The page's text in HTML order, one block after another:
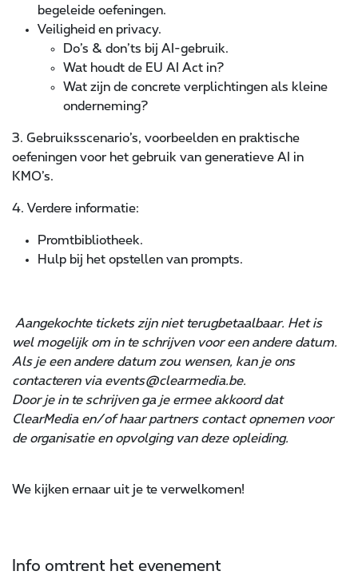
begeleide oefeningen.
Veiligheid en privacy.
Do’s & don’ts bij AI-gebruik.
Wat houdt de EU AI Act in?
Wat zijn de concrete verplichtingen als kleine
onderneming?
3. Gebruiksscenario’s, voorbeelden en praktische
oefeningen voor het gebruik van generatieve AI in
KMO’s.
4. Verdere informatie:
Promtbibliotheek.
Hulp bij het opstellen van prompts.
Aangekochte tickets zijn niet terugbetaalbaar. Het is
wel mogelijk om in te schrijven voor een andere datum.
Als je een andere datum zou wensen, kan je ons
contacteren via events@clearmedia.be.
Door je in te schrijven ga je ermee akkoord dat
ClearMedia en/of haar partners contact opnemen voor
de organisatie en opvolging van deze opleiding.
We kijken ernaar uit je te verwelkomen!
Info omtrent het evenement